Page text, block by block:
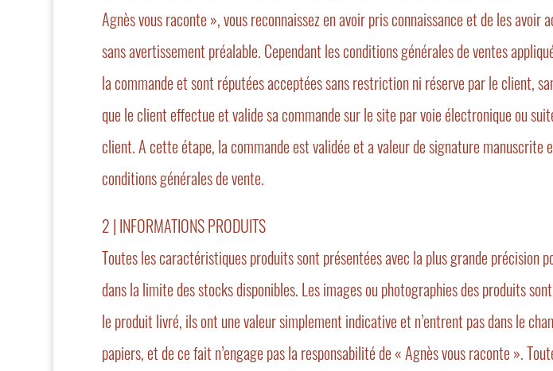
Agnès vous raconte », vous reconnaissez en avoir pris connaissance et de les
sans avertissement préalable. Cependant les conditions générales de ventes
la commande et sont réputées acceptées sans restriction ni réserve par le client,
que le client effectue et valide sa commande sur le site par voie électronique ou
client. A cette étape, la commande est validée et a valeur de signature
conditions générales de vente.
2 | INFORMATIONS PRODUITS
Toutes les caractéristiques produits sont présentées avec la plus grande précision
dans la limite des stocks disponibles. Les images ou photographies des produits
le produit livré, ils ont une valeur simplement indicative et n’entrent pas dans le
papiers, et de ce fait n’engage pas la responsabilité de « Agnès vous raconte ».